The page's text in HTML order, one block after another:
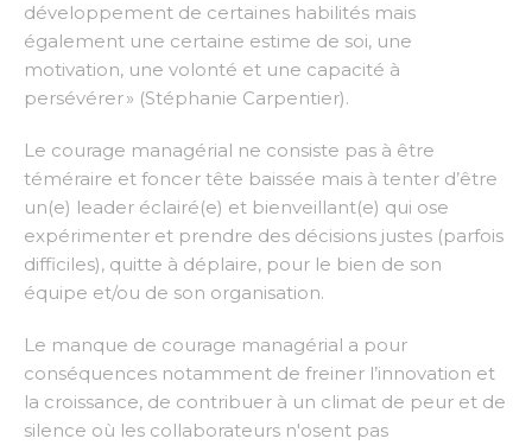
développement de certaines habilités mais
également une certaine estime de soi, une
motivation, une volonté et une capacité à
persévérer» (Stéphanie Carpentier).
Le courage managérial ne consiste pas à être
téméraire et foncer tête baissée mais à tenter d’être
un(e) leader éclairé(e) et bienveillant(e) qui ose
expérimenter et prendre des décisions justes (parfois
difficiles), quitte à déplaire, pour le bien de son
équipe et/ou de son organisation.
Le manque de courage managérial a pour
conséquences notamment de freiner l’innovation et
la croissance, de contribuer à un climat de peur et de
silence où les collaborateurs n'osent pas